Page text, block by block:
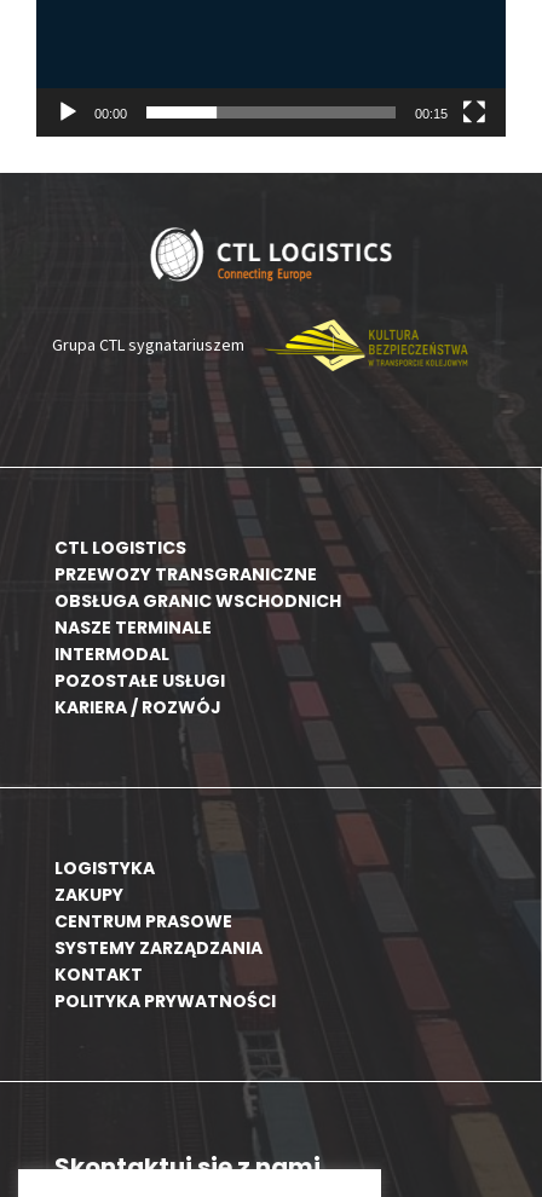
00:00 00:15
Grupa CTL sygnatariuszem
CTL LOGISTICS
PRZEWOZY TRANSGRANICZNE
OBSŁUGA GRANIC WSCHODNICH
NASZE TERMINALE
INTERMODAL
POZOSTAŁE USŁUGI
KARIERA / ROZWÓJ
LOGISTYKA
ZAKUPY
CENTRUM PRASOWE
SYSTEMY ZARZĄDZANIA
KONTAKT
POLITYKA PRYWATNOŚCI
Skontaktuj się z nami